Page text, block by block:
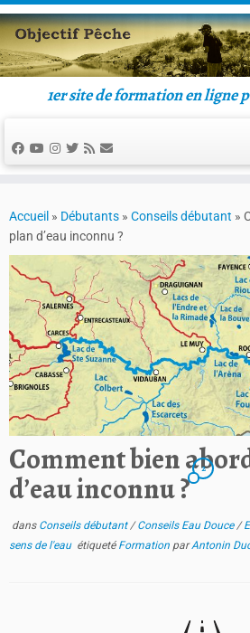
1er site de formation en ligne
Accueil » Débutants » Conseils débutant »
plan d’eau inconnu ?
Comment bien
d’eau inconnu ?
2
dans Conseils débutant/Conseils Eau Douce/
sens de l'eau étiqueté Formation parAntonin